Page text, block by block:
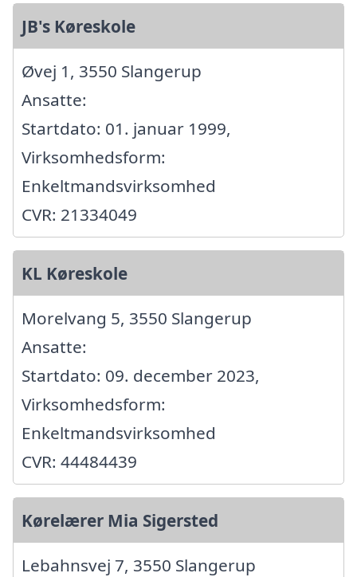
JB's Køreskole
Øvej 1, 3550 Slangerup
Ansatte:
Startdato: 01. januar 1999,
Virksomhedsform:
Enkeltmandsvirksomhed
CVR: 21334049
KL Køreskole
Morelvang 5, 3550 Slangerup
Ansatte:
Startdato: 09. december 2023,
Virksomhedsform:
Enkeltmandsvirksomhed
CVR: 44484439
Kørelærer Mia Sigersted
Lebahnsvej 7, 3550 Slangerup